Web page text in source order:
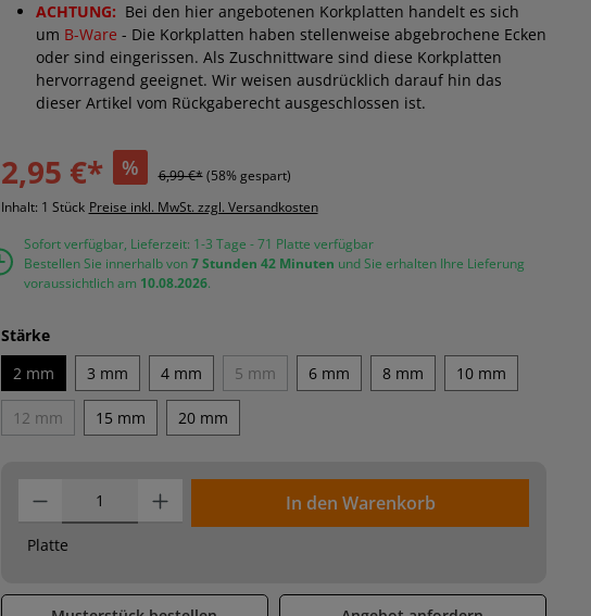
ACHTUNG: Bei den hier angebotenen Korkplatten handelt es sich
um B-Ware - Die Korkplatten haben stellenweise abgebrochene Ecken
oder sind eingerissen. Als Zuschnittware sind diese Korkplatten
hervorragend geeignet. Wir weisen ausdrücklich darauf hin das
dieser Artikel vom Rückgaberecht ausgeschlossen ist.
2,95 €* % 6,99 €* (58% gespart)
Inhalt: 1 Stück Preise inkl. MwSt. zzgl. Versandkosten
Sofort verfügbar, Lieferzeit: 1-3 Tage - 71 Platte verfügbar
Bestellen Sie innerhalb von7 Stunden 42 Minuten und Sie erhalten Ihre Lieferung
voraussichtlich am 10.08.2026.
Stärkeauswählen
2 mm
3 mm 4 mm 5 mm(Diese Option ist zurzeit nicht verfügbar.)
6 mm 8 mm 10 mm
12 mm
(Diese Option ist zurzeit nicht verfügbar.)
15 mm 20 mm
Platte
In den Warenkorb